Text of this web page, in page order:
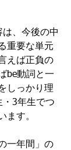
、今後の中
重要な単元
えば正負の
be動詞と一
しっかり理
3年生でつ
ます。
一年間」の